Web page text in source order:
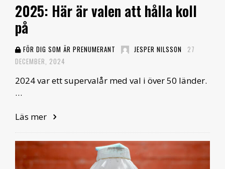
2025: Här är valen att hålla koll
på
FÖR DIG SOM ÄR PRENUMERANT JESPER NILSSON
27
DECEMBER, 2024
2024 var ett supervalår med val i över 50 länder.
…
Läs mer